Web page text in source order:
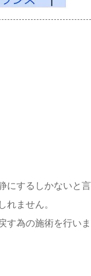
にするしかないと言
ません。
す為の施術を行いま